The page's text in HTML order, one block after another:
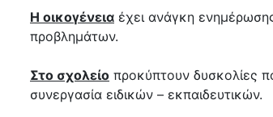
Η οικογένεια έχει ανάγκη
προβλημάτων.
Στο σχολείο προκύπτουν δυσκολίες
συνεργασία ειδικών – εκπαιδευτικών.